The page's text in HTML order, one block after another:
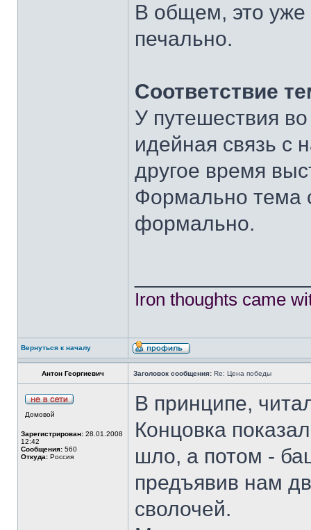
В общем, это уже
печально.
Соответствие
У путешествия
идейная связь с
другое время
Формально тема
формально.
Iron thoughts came
Вернуться к началу
Антон Георгиевич Заголовок сообщения: Re: Цена победы
Домовой
Зарегистрирован: 28.01.2008
12:42
Сообщения: 560
Откуда: Россия
В принципе,
Концовка
шло, а потом -
предъявив нам
сволочей.